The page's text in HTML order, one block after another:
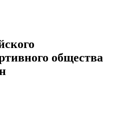
общества